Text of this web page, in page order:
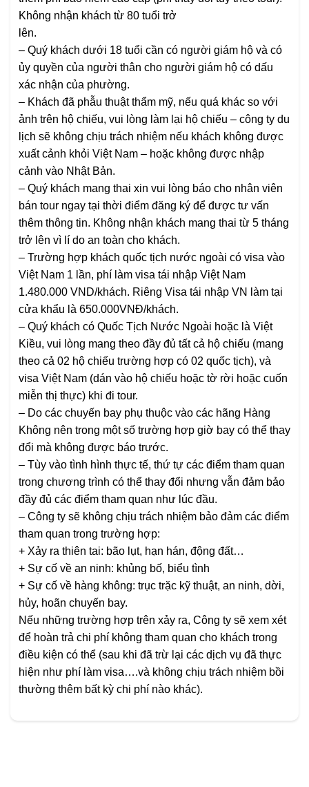
Không nhận khách từ 80 tuổi trở
lên.
– Quý khách dưới 18 tuổi cần có người giám hộ và có
ủy quyền của người thân cho người giám hộ có dấu
xác nhận của phường.
– Khách đã phẫu thuật thẩm mỹ, nếu quá khác so với
ảnh trên hộ chiếu, vui lòng làm lại hộ chiếu – công ty du
lịch sẽ không chịu trách nhiệm nếu khách không được
xuất cảnh khỏi Việt Nam – hoặc không được nhập
cảnh vào Nhật Bản.
– Quý khách mang thai xin vui lòng báo cho nhân viên
bán tour ngay tại thời điểm đăng ký để được tư vấn
thêm thông tin. Không nhận khách mang thai từ 5 tháng
trở lên vì lí do an toàn cho khách.
– Trường hợp khách quốc tịch nước ngoài có visa vào
Việt Nam 1 lần, phí làm visa tái nhập Việt Nam
1.480.000 VND/khách. Riêng Visa tái nhập VN làm tại
cửa khẩu là 650.000VNĐ/khách.
– Quý khách có Quốc Tịch Nước Ngoài hoặc là Việt
Kiều, vui lòng mang theo đầy đủ tất cả hộ chiếu (mang
theo cả 02 hộ chiếu trường hợp có 02 quốc tịch), và
visa Việt Nam (dán vào hộ chiếu hoặc tờ rời hoặc cuốn
miễn thị thực) khi đi tour.
– Do các chuyến bay phụ thuộc vào các hãng Hàng
Không nên trong một số trường hợp giờ bay có thể thay
đổi mà không được báo trước.
– Tùy vào tình hình thực tế, thứ tự các điểm tham quan
trong chương trình có thể thay đổi nhưng vẫn đảm bảo
đầy đủ các điểm tham quan như lúc đầu.
– Công ty sẽ không chịu trách nhiệm bảo đảm các điểm
tham quan trong trường hợp:
+ Xảy ra thiên tai: bão lụt, hạn hán, động đất…
+ Sự cố về an ninh: khủng bố, biểu tình
+ Sự cố về hàng không: trục trặc kỹ thuật, an ninh, dời,
hủy, hoãn chuyến bay.
Nếu những trường hợp trên xảy ra, Công ty sẽ xem xét
để hoàn trả chi phí không tham quan cho khách trong
điều kiện có thể (sau khi đã trừ lại các dịch vụ đã thực
hiện như phí làm visa….và không chịu trách nhiệm bồi
thường thêm bất kỳ chi phí nào khác).